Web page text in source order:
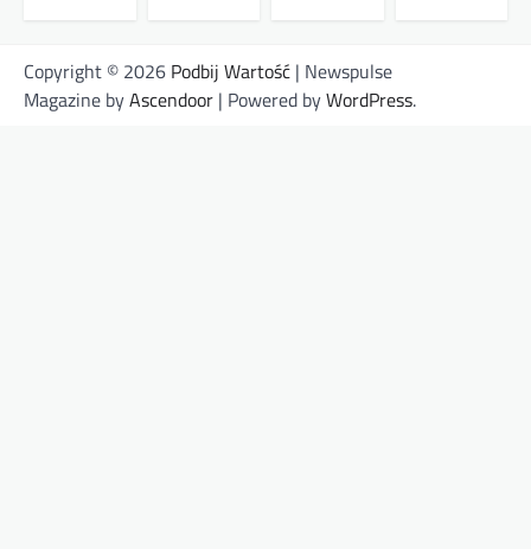
Copyright © 2026 Podbij Wartość | Newspulse
Magazine byAscendoor | Powered byWordPress.